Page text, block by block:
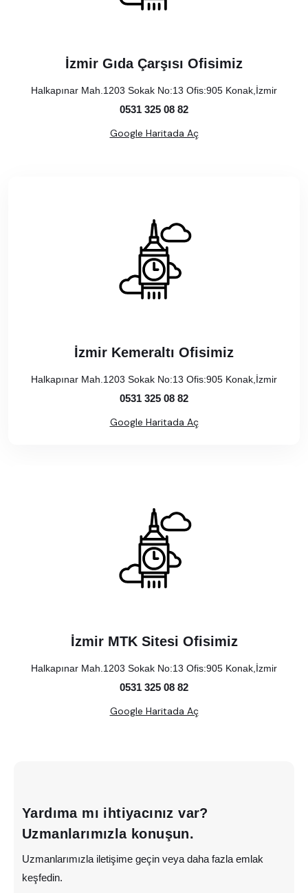
İzmir Gıda Çarşısı Ofisimiz
Halkapınar Mah.1203 Sokak No:13 Ofis:905 Konak,İzmir
0531 325 08 82
Google Haritada Aç
İzmir Kemeraltı Ofisimiz
Halkapınar Mah.1203 Sokak No:13 Ofis:905 Konak,İzmir
0531 325 08 82
Google Haritada Aç
İzmir MTK Sitesi Ofisimiz
Halkapınar Mah.1203 Sokak No:13 Ofis:905 Konak,İzmir
0531 325 08 82
Google Haritada Aç
Yardıma mı ihtiyacınız var?
Uzmanlarımızla konuşun.
Uzmanlarımızla iletişime geçin veya daha fazla emlak
keşfedin.